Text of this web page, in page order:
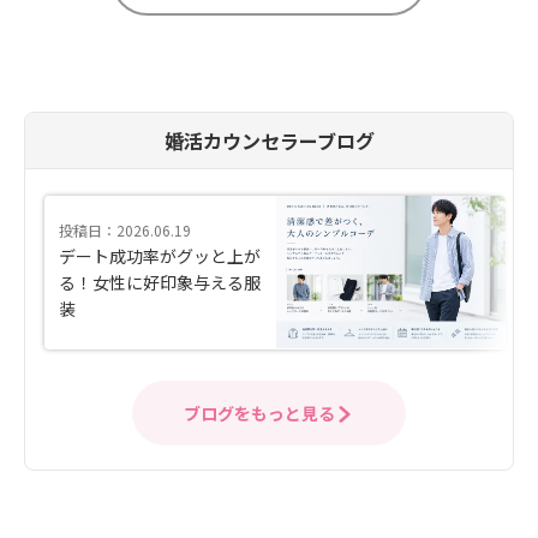
婚活カウンセラーブログ
投稿日：2026.06.19
デート成功率がグッと上が
る！女性に好印象与える服
装
ブログをもっと見る